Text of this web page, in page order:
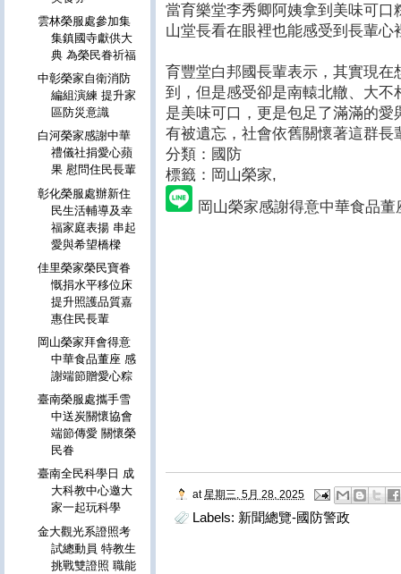
當育樂堂李秀卿阿姨拿到美味可
山堂長看在眼裡也能感受到長輩心
育豐堂白邦國長輩表示，其實現
到，但是感受卻是南轅北轍、大
是美味可口，更是包足了滿滿的
有被遺忘，社會依舊關懷著這群長
分類：國防
標籤：岡山榮家,
岡山榮家感謝得意中華食品
at 星期三, 5月 28, 2025
Labels: 新聞總覽-國防警政
雲林榮服處參加集
集鎮國寺獻供大
典 為榮民眷祈福
中彰榮家自衛消防
編組演練 提升家
區防災意識
白河榮家感謝中華
禮儀社捐愛心蘋
果 慰問住民長輩
彰化榮服處辦新住
民生活輔導及幸
福家庭表揚 串起
愛與希望橋樑
佳里榮家榮民寶眷
慨捐水平移位床
提升照護品質嘉
惠住民長輩
岡山榮家拜會得意
中華食品董座 感
謝端節贈愛心粽
臺南榮服處攜手雪
中送炭關懷協會
端節傳愛 關懷榮
民眷
臺南全民科學日 成
大科教中心邀大
家一起玩科學
金大觀光系證照考
試總動員 特教生
挑戰雙證照 職能